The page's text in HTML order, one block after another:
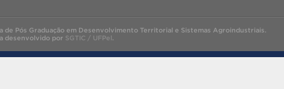
de Pós Graduação em Desenvolvimento Territorial e Sistemas Agroindustriais.
desenvolvido por SGTIC / UFPel.